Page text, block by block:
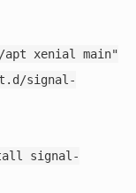
xenial main"
signal-
signal-